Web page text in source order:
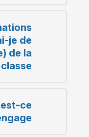
je de
de la
classe ?
ce